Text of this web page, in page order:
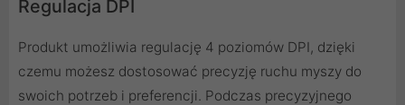
Regulacja DPI
Produkt umożliwia regulację 4 poziomów DPI, dzięki
czemu możesz dostosować precyzję ruchu myszy do
swoich potrzeb i preferencji. Podczas precyzyjnego